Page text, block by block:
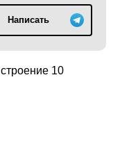
Написать
10